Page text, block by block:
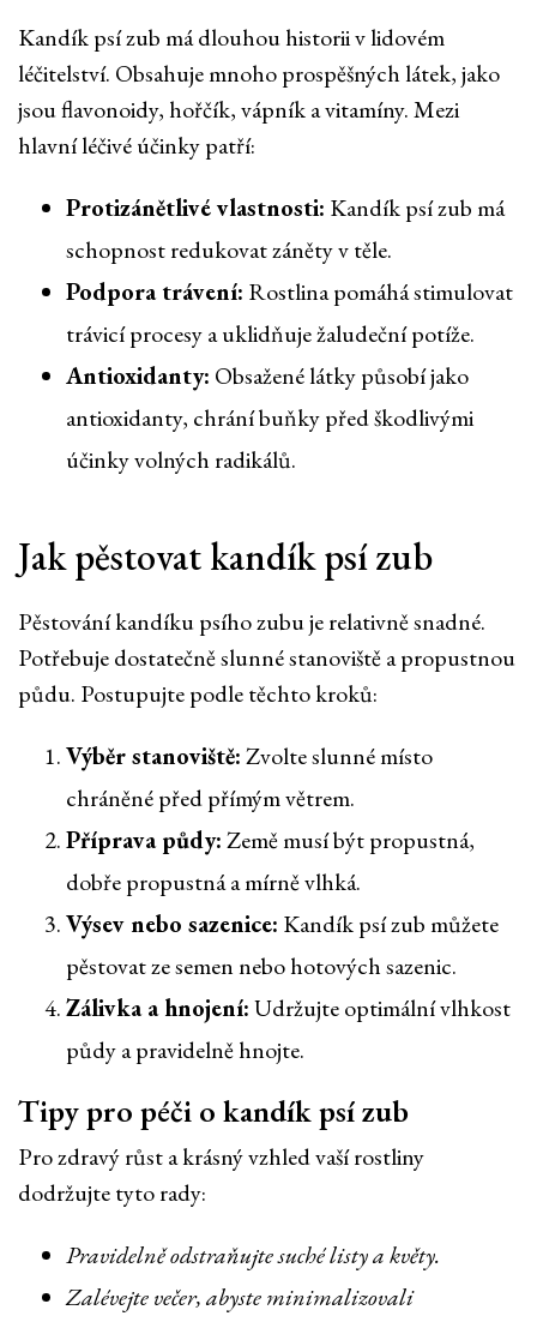
Kandík psí zub má dlouhou historii v lidovém
léčitelství. Obsahuje mnoho prospěšných látek, jako
jsou flavonoidy, hořčík, vápník a vitamíny. Mezi
hlavní léčivé účinky patří:
Protizánětlivé vlastnosti: Kandík psí zub má
schopnost redukovat záněty v těle.
Podpora trávení: Rostlina pomáhá stimulovat
trávicí procesy a uklidňuje žaludeční potíže.
Antioxidanty: Obsažené látky působí jako
antioxidanty, chrání buňky před škodlivými
účinky volných radikálů.
Jak pěstovat kandík psí zub
Pěstování kandíku psího zubu je relativně snadné.
Potřebuje dostatečně slunné stanoviště a propustnou
půdu. Postupujte podle těchto kroků:
Výběr stanoviště:Zvolte slunné místo
chráněné před přímým větrem.
Příprava půdy:Země musí být propustná,
dobře propustná a mírně vlhká.
Výsev nebo sazenice: Kandík psí zub můžete
pěstovat ze semen nebo hotových sazenic.
Zálivka a hnojení:Udržujte optimální vlhkost
půdy a pravidelně hnojte.
Tipy pro péči o kandík psí zub
Pro zdravý růst a krásný vzhled vaší rostliny
dodržujte tyto rady:
Pravidelně odstraňujte suché listy a květy.
Zalévejte večer, abyste minimalizovali